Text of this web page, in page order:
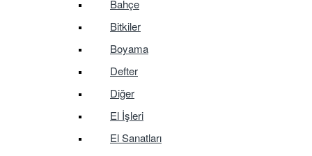
Bahçe
Bitkiler
Boyama
Defter
Diğer
El İşleri
El Sanatları